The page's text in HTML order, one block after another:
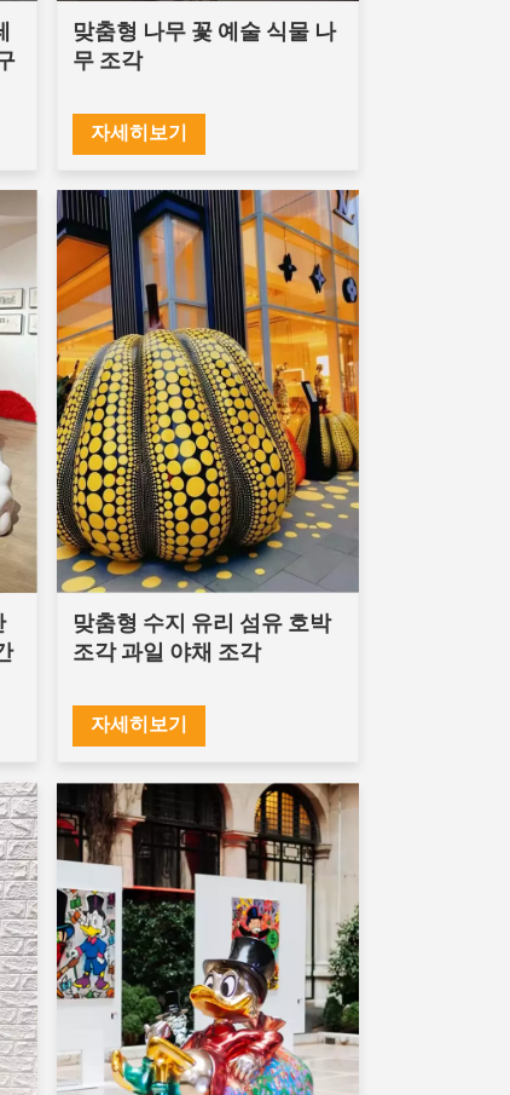
맞춤형 나무 꽃 예술 식물 나
무 조각
자세히보기
맞춤형 수지 유리 섬유 호박
조각 과일 야채 조각
자세히보기